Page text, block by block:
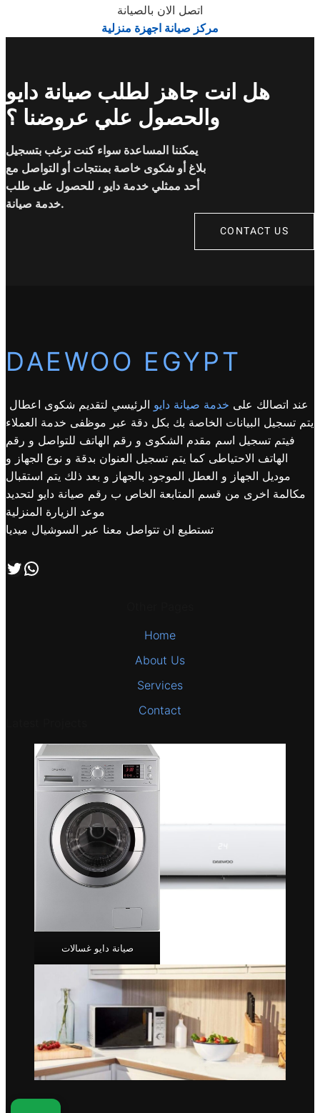
اتصل الان بالصيانة
مركز صيانة اجهزة منزلية
هل انت جاهز لطلب صيانة دايو
والحصول علي عروضنا ؟
يمكننا المساعدة سواء كنت ترغب بتسجيل
بلاغ أو شكوى خاصة بمنتجات أو التواصل مع
أحد ممثلي خدمة دايو ، للحصول على طلب
خدمة صيانة.
CONTACT US
DAEWOO EGYPT
عند اتصالك على خدمة صيانة دايو الرئيسي لتقديم شكوى اعطال
يتم تسجيل البيانات الخاصة بك بكل دقة عبر موظفى خدمة العملاء
فيتم تسجيل اسم مقدم الشكوى و رقم الهاتف للتواصل و رقم
الهاتف الاحتياطى كما يتم تسجيل العنوان بدقة و نوع الجهاز و
موديل الجهاز و العطل الموجود بالجهاز و بعد ذلك يتم استقبال
مكالمة اخرى من قسم المتابعة الخاص ب رقم صيانة دايو لتحديد
موعد الزيارة المنزلية
تستطيع ان تتواصل معنا عبر السوشيال ميديا
تابعنا علي صفحة التويتر اتصل بنا علي طريق الوتساب
Home
About Us
Services
Contact
صيانة دايو غسالات